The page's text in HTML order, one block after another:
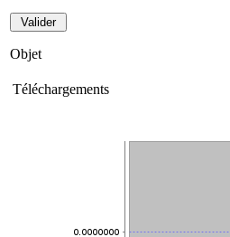
Objet
Téléchargements